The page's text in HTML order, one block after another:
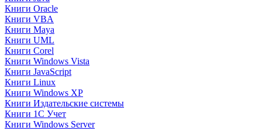
Книги Oracle
Книги VBA
Книги Maya
Книги UML
Книги Corel
Книги Windows Vista
Книги JavaScript
Книги Linux
Книги Windows XP
Книги Издательские системы
Книги 1C Учет
Книги Windows Server